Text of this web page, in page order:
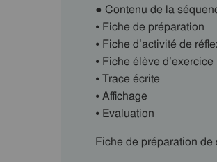
● Contenu de la
⦁ Fiche de préparation
⦁ Fiche d’activité de
⦁ Fiche élève d’exercice
⦁ Trace écrite
⦁ Affichage
⦁ Evaluation
Fiche de préparation